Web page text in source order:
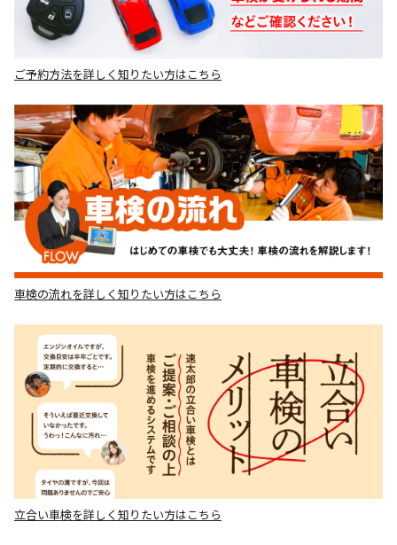
ご予約方法を詳しく知りたい方はこちら
車検の流れを詳しく知りたい方はこちら
立合い車検を詳しく知りたい方はこちら